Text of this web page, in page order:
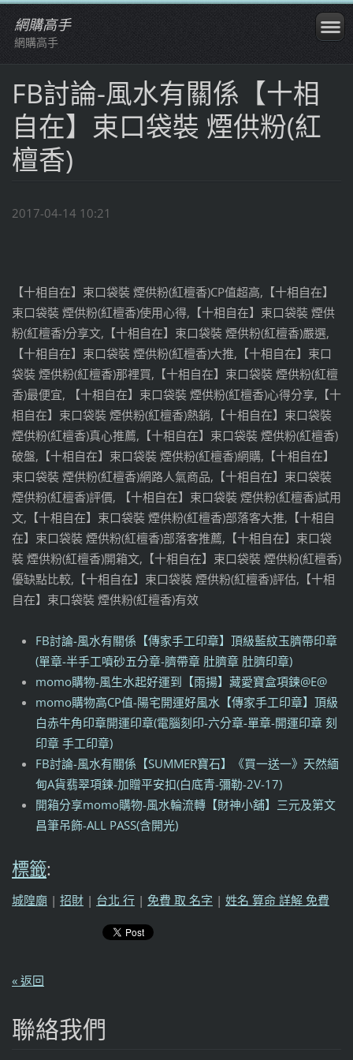
網購高手
網購高手
FB討論-風水有關係【十相
自在】束口袋裝 煙供粉(紅
檀香)
2017-04-14 10:21
【十相自在】束口袋裝 煙供粉(紅檀香)CP值超高,【十相自在】
束口袋裝 煙供粉(紅檀香)使用心得,【十相自在】束口袋裝 煙供
粉(紅檀香)分享文,【十相自在】束口袋裝 煙供粉(紅檀香)嚴選,
【十相自在】束口袋裝 煙供粉(紅檀香)大推,【十相自在】束口
袋裝 煙供粉(紅檀香)那裡買,【十相自在】束口袋裝 煙供粉(紅檀
香)最便宜, 【十相自在】束口袋裝 煙供粉(紅檀香)心得分享,【十
相自在】束口袋裝 煙供粉(紅檀香)熱銷,【十相自在】束口袋裝
煙供粉(紅檀香)真心推薦,【十相自在】束口袋裝 煙供粉(紅檀香)
破盤,【十相自在】束口袋裝 煙供粉(紅檀香)網購,【十相自在】
束口袋裝 煙供粉(紅檀香)網路人氣商品,【十相自在】束口袋裝
煙供粉(紅檀香)評價, 【十相自在】束口袋裝 煙供粉(紅檀香)試用
文,【十相自在】束口袋裝 煙供粉(紅檀香)部落客大推,【十相自
在】束口袋裝 煙供粉(紅檀香)部落客推薦,【十相自在】束口袋
裝 煙供粉(紅檀香)開箱文,【十相自在】束口袋裝 煙供粉(紅檀香)
優缺點比較,【十相自在】束口袋裝 煙供粉(紅檀香)評估,【十相
自在】束口袋裝 煙供粉(紅檀香)有效
FB討論-風水有關係【傳家手工印章】頂級藍紋玉臍帶印章
(單章-半手工噴砂五分章-臍帶章 肚臍章 肚臍印章)
momo購物-風生水起好運到【雨揚】藏愛寶盒項鍊@E@
momo購物高CP值-陽宅開運好風水【傳家手工印章】頂級
白赤牛角印章開運印章(電腦刻印-六分章-單章-開運印章 刻
印章 手工印章)
FB討論-風水有關係【SUMMER寶石】《買一送一》天然緬
甸A貨翡翠項鍊-加贈平安扣(白底青-彌勒-2V-17)
開箱分享momo購物-風水輪流轉【財神小舖】三元及第文
昌筆吊飾-ALL PASS(含開光)
標籤:
城隍廟 | 招財 | 台北 行 | 免費 取 名字 | 姓名 算命 詳解 免費
« 返回
聯絡我們